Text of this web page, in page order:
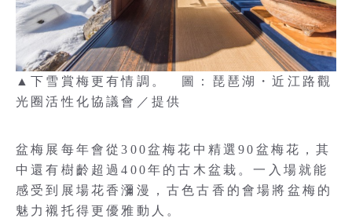
▲下雪賞梅更有情調。 圖：琵琶湖・近江路觀
光圈活性化協議會／提供
盆梅展每年會從300盆梅花中精選90盆梅花，其
中還有樹齡超過400年的古木盆栽。一入場就能
感受到展場花香瀰漫，古色古香的會場將盆梅的
魅力襯托得更優雅動人。